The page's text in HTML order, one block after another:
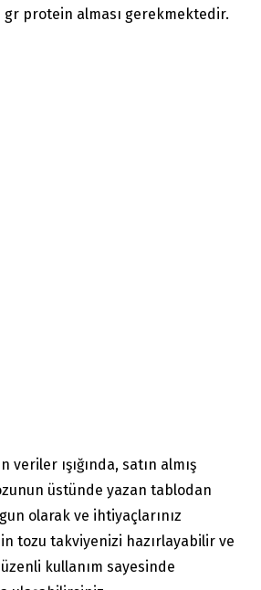
gr protein alması gerekmektedir.
veriler ışığında, satın almış
üstünde yazan tablodan
olarak ve ihtiyaçlarınız
tozu takviyenizi hazırlayabilir ve
kullanım sayesinde